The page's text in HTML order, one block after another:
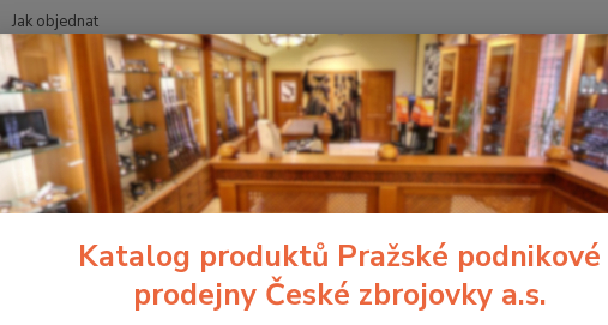
Jak objednat
Hledat
Úvod Příslušenství, doplňky a náhradní díly Pro pistole Střenky
Duralové střenky krátké pro CZ 75,
Katalog produktů Pražské podnikové
prodejny České zbrojovky a.s.